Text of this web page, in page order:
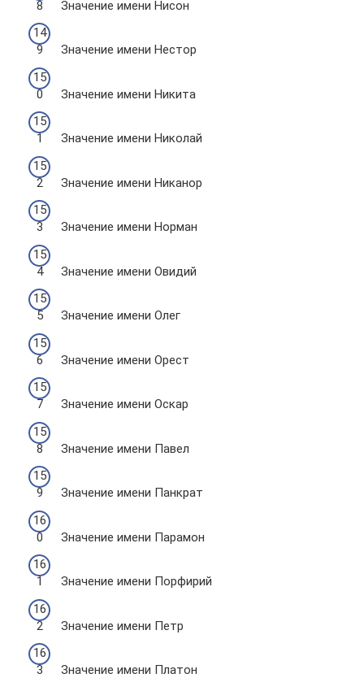
Значение имени Нисон
Значение имени Нестор
Значение имени Никита
Значение имени Николай
Значение имени Никанор
Значение имени Норман
Значение имени Овидий
Значение имени Олег
Значение имени Орест
Значение имени Оскар
Значение имени Павел
Значение имени Панкрат
Значение имени Парамон
Значение имени Порфирий
Значение имени Петр
Значение имени Платон